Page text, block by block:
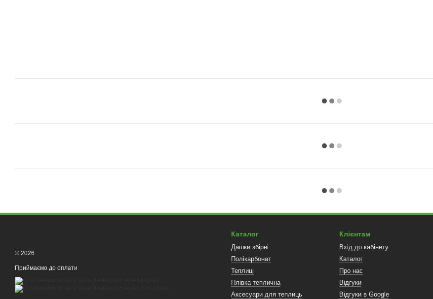
© 2026
Приймаємо до оплати
Каталог
Дашки збірні
Полікарбонат
Теплиці
Плівка теплична
Аксесуари для теплиць
Клієнтам
Вхід до кабінету
Каталог
Про нас
Відгуки
Відгуки в Google